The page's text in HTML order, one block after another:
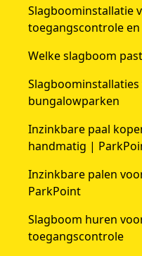
Slagboominstallatie
toegangscontrole
Welke slagboom
bungalowparken
Inzinkbare paal
handmatig |
Inzinkbare palen
ParkPoint
Slagboom huren
toegangscontrole